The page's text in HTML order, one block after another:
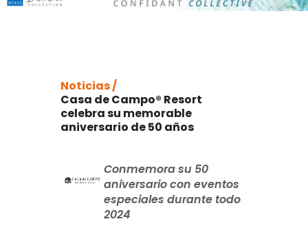
Noticias /
Casa de Campo® Resort
celebra su memorable
aniversario de 50 años
Conmemora su 50
aniversario con eventos
especiales durante todo
2024